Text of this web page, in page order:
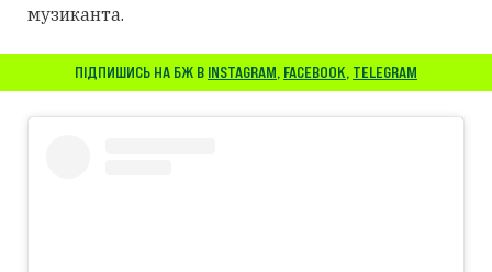
музиканта.
ПІДПИШИСЬ НА БЖ В INSTAGRAM, FACEBOOK, TELEGRAM